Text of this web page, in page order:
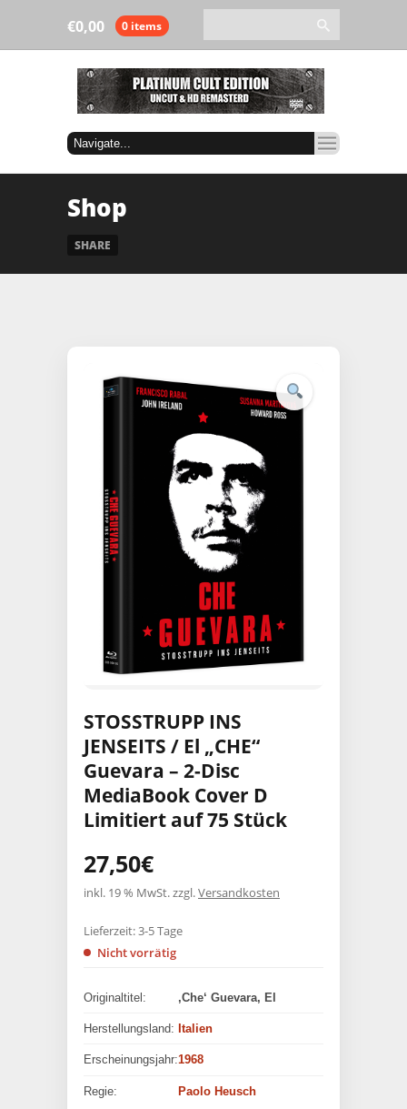
0,00
€ 0 items
Shop
SHARE
STOSSTRUPP INS
JENSEITS / El „CHE“
Guevara – 2-Disc
MediaBook Cover D
Limitiert auf 75 Stück
27,50€
inkl. 19 % MwSt.zzgl.Versandkosten
Originaltitel: ‚Che‘ Guevara, El
Herstellungsland: Italien
Erscheinungsjahr:1968
Regie: Paolo Heusch
Lieferzeit:3-5 Tage
Nicht vorrätig